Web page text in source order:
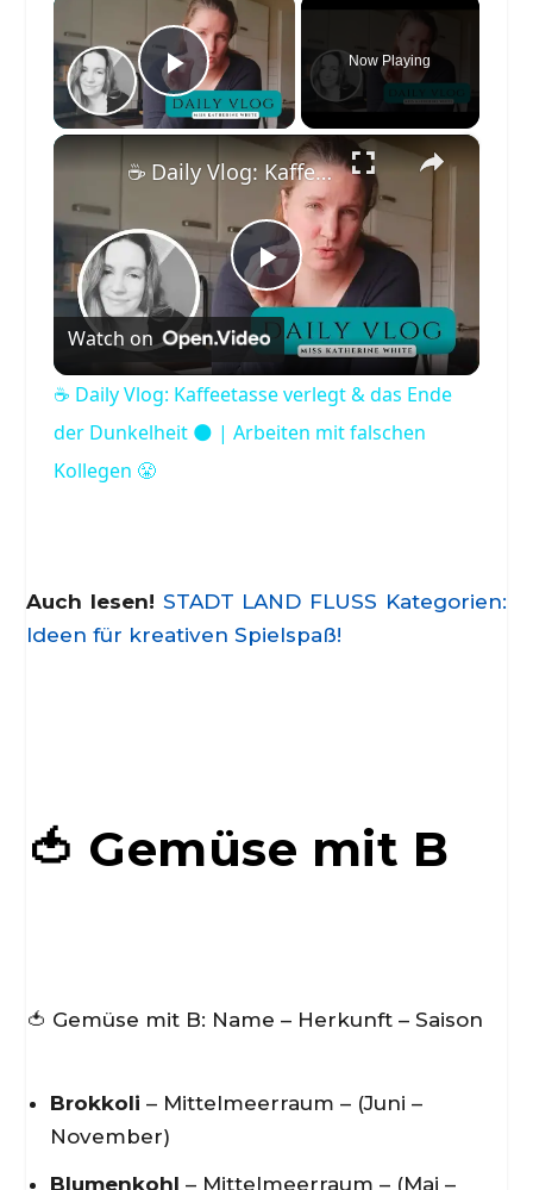
Play Video
Now Playing
×
Play
Video
☕️ Daily Vlog: Kaffeetasse verlegt & das Ende der Dunkelheit 🌑 | Arbeiten mit falschen Kollegen 😤
Watch on
☕️ Daily Vlog: Kaffeetasse verlegt & das Ende
der Dunkelheit 🌑 | Arbeiten mit falschen
Kollegen 😤
Auch lesen! STADT LAND FLUSS Kategorien:
Ideen für kreativen Spielspaß!
🍅 Gemüse mit B
🍅 Gemüse mit B: Name – Herkunft – Saison
Brokkoli – Mittelmeerraum – (Juni –
November)
Blumenkohl – Mittelmeerraum – (Mai –